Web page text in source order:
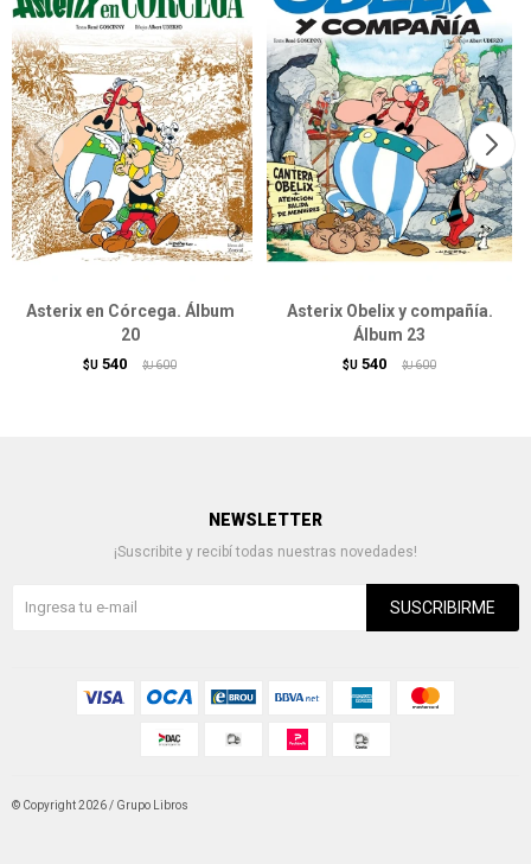
Asterix en Córcega. Álbum
20
$U 540 $U 600
Asterix Obelix y compañía.
Álbum 23
$U 540 $U 600
NEWSLETTER
¡Suscribite y recibí todas nuestras novedades!
SUSCRIBIRME
© Copyright 2026 / Grupo Libros